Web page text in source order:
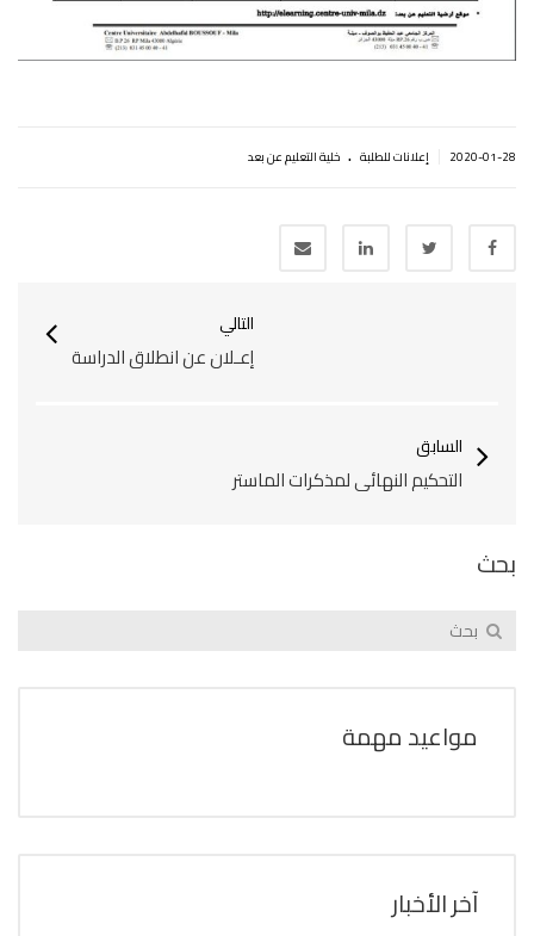
2020-01-28 إعلانات للطلبة . خلية التعليم عن بعد
التالي
إعـلان عن انطلاق الدراسة
السابق
التحكيم النهائي لمذكرات الماستر
بحث
مواعيد مهمة
آخر الأخبار